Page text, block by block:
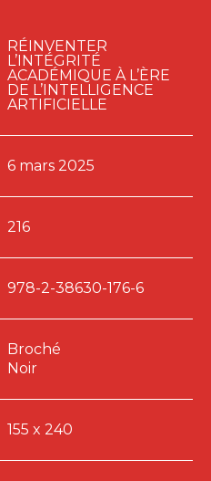
RÉINVENTER
L’INTÉGRITÉ
ACADÉMIQUE À L’ÈRE
DE L’INTELLIGENCE
ARTIFICIELLE
6 mars 2025
216
978-2-38630-176-6
Broché
Noir
155 x 240